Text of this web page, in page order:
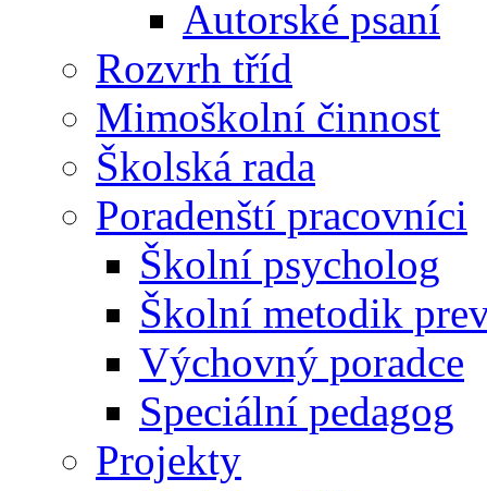
Autorské psaní
Rozvrh tříd
Mimoškolní činnost
Školská rada
Poradenští pracovníci
Školní psycholog
Školní metodik
Výchovný poradce
Speciální pedagog
Projekty